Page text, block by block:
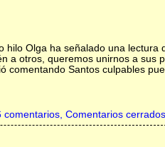
hilo Olga ha señalado una
a otros, queremos unirnos a sus
comentando Santos culpables
comentarios, Comentarios cerrados